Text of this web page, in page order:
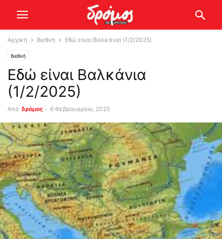
Αρχική διεθνή Εδώ είναι Βαλκάνια (1/2/2025)
διεθνή
Εδώ είναι Βαλκάνια
(1/2/2025)
Από δρόμος - 6 Φεβρουαρίου, 2025